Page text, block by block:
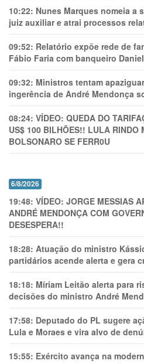
10:22: Nunes Marques nomeia a
juiz auxiliar e atrai processos
09:52: Relatório expõe rede de
Fábio Faria com banqueiro
09:32: Ministros tentam
ingerência de André Mendonça
08:24: VÍDEO: QUEDA DO
US$ 100 BILHÕES!! LULA RINDO
BOLSONARO SE FERR0U
6/8/2026
19:48: VÍDEO: JORGE MESSIAS
ANDRÉ MENDONÇA COM
DESESPERA!!
18:28: Atuação do ministro
partidários acende alerta e gera
18:18: Míriam Leitão alerta para
decisões do ministro André
17:58: Deputado do PL sugere
Lula e Moraes e vira alvo de
15:55: Exército avança na